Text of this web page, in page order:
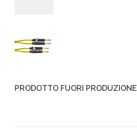
PRODOTTO FUORI PRODUZIONE